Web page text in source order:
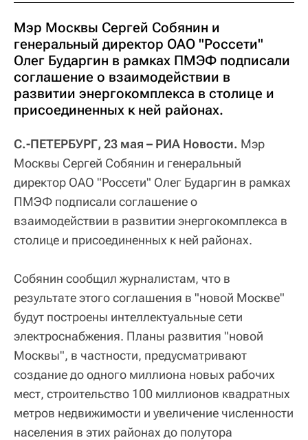
Мэр Москвы Сергей Собянин и
генеральный директор ОАО "Россети"
Олег Бударгин в рамках ПМЭФ подписали
соглашение о взаимодействии в
развитии энергокомплекса в столице и
присоединенных к ней районах.
С.-ПЕТЕРБУРГ, 23 мая – РИА Новости. Мэр
Москвы Сергей Собянин и генеральный
директор ОАО "Россети" Олег Бударгин в рамках
ПМЭФ подписали соглашение о
взаимодействии в развитии энергокомплекса в
столице и присоединенных к ней районах.
Собянин сообщил журналистам, что в
результате этого соглашения в "новой Москве"
будут построены интеллектуальные сети
электроснабжения. Планы развития "новой
Москвы", в частности, предусматривают
создание до одного миллиона новых рабочих
мест, строительство 100 миллионов квадратных
метров недвижимости и увеличение численности
населения в этих районах до полутора